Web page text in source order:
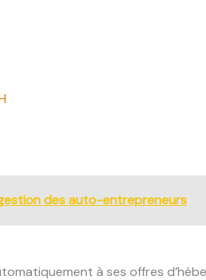
des auto-entrepreneurs
à ses offres